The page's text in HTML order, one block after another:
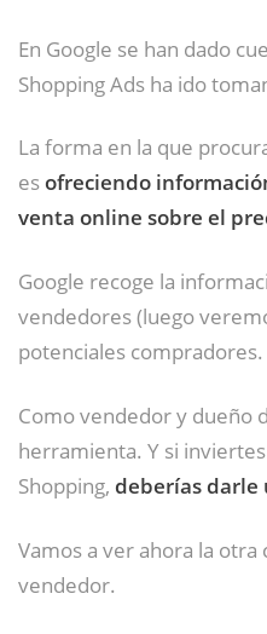
En Google se han dado
Shopping Ads ha ido
La forma en la que
esofreciendo
venta online sobre el
Google recoge la
vendedores (luego
potenciales compradores.
Como vendedor y dueño
herramienta. Y si
Shopping, deberías darle
Vamos a ver ahora la otra
vendedor.